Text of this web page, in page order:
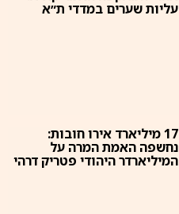
עליות שערים במדדי ת״א
17 מיליארד אירו חובות:
נחשפה האמת המרה על
המיליארדר היהודי פטריק דרהי